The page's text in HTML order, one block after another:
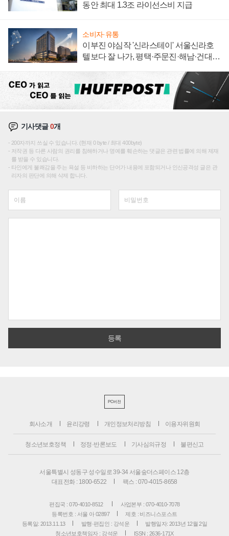
동안 최대 1.3조 라이선스비 지급
소비자·유통
이부진 야심작 '신라스테이' 서울신라호
텔보다 잘 나가, 평택·주문진·해남·건대로
기사댓글0개
200자까지 쓰실 수 있습니다. (현재 0 byte / 최대 400byte)
저작권 등 다른 사람의 권리를 침해하거나 명예를 훼손하는 댓글은 관련 법률에 의해 제재
를 받을 수 있습니다.
타인에게 불쾌감을 주는 욕설 등 비하하는 단어가 내용에 포함되거나 인신공격성 글은 관
리자의 판단에 의해 삭제 합니다.
PC버전
회사소개 윤리강령 개인정보처리방침 이용자위원회
청소년보호정책 정정·반론보도 기사심의규정 불편신고
서울특별시 성동구 성수일로 39-34 서울숲더스페이스 12층
대표전화 : 1800-6522
팩스 : 070-4015-8658
편집국 : 070-4010-8512
사업본부 : 070-4010-7078
등록번호 : 서울 아 02897
제호 : 비즈니스포스트
등록일: 2013.11.13
발행·편집인 : 강석운
발행일자: 2013년 12월 2일
청소년보호책임자 : 강석운
ISSN : 2636-171X